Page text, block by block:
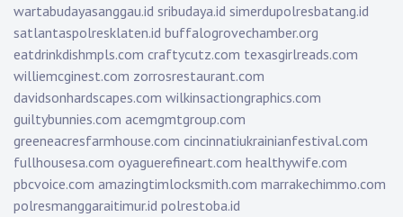
wartabudayasanggau.id sribudaya.id simerdupolresbatang.id
satlantaspolresklaten.id buffalogrovechamber.org
eatdrinkdishmpls.com craftycutz.com texasgirlreads.com
williemcginest.com zorrosrestaurant.com
davidsonhardscapes.com wilkinsactiongraphics.com
guiltybunnies.com acemgmtgroup.com
greeneacresfarmhouse.com cincinnatiukrainianfestival.com
fullhousesa.com oyaguerefineart.com healthywife.com
pbcvoice.com amazingtimlocksmith.com marrakechimmo.com
polresmanggaraitimur.id polrestoba.id